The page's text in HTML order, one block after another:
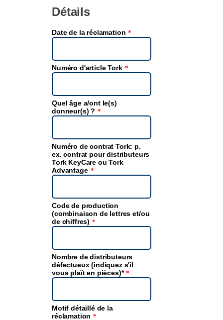
Détails
Date de la réclamation *
Numéro d'article Tork *
Quel âge a/ont le(s)
donneur(s) ? *
Numéro de contrat Tork: p.
ex. contrat pour distributeurs
Tork KeyCare ou Tork
Advantage *
Code de production
(combinaison de lettres et/ou
de chiffres) *
Nombre de distributeurs
défectueux (indiquez s'il
vous plaït en pièces)* *
Motif détaillé de la
réclamation *